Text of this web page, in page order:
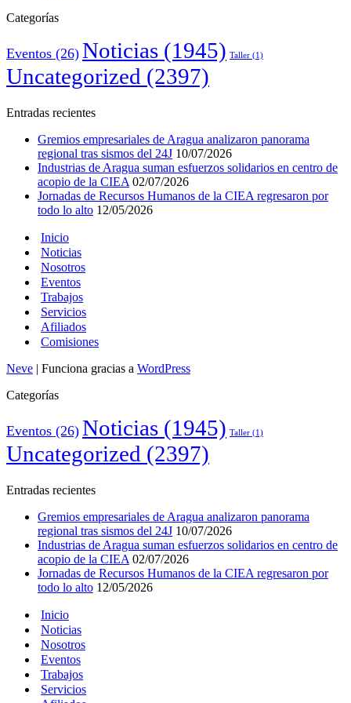
Categorías
Eventos (26) Noticias (1945) Taller (1)
Uncategorized (2397)
Entradas recientes
Gremios empresariales de Aragua analizaron panorama
regional tras sismos del 24J 10/07/2026
Industrias de Aragua suman esfuerzos solidarios en centro de
acopio de la CIEA 02/07/2026
Jornadas de Recursos Humanos de la CIEA regresaron por
todo lo alto 12/05/2026
Inicio
Noticias
Nosotros
Eventos
Trabajos
Servicios
Afiliados
Comisiones
Neve | Funciona gracias a WordPress
Categorías
Eventos (26) Noticias (1945) Taller (1)
Uncategorized (2397)
Entradas recientes
Gremios empresariales de Aragua analizaron panorama
regional tras sismos del 24J 10/07/2026
Industrias de Aragua suman esfuerzos solidarios en centro de
acopio de la CIEA 02/07/2026
Jornadas de Recursos Humanos de la CIEA regresaron por
todo lo alto 12/05/2026
Inicio
Noticias
Nosotros
Eventos
Trabajos
Servicios